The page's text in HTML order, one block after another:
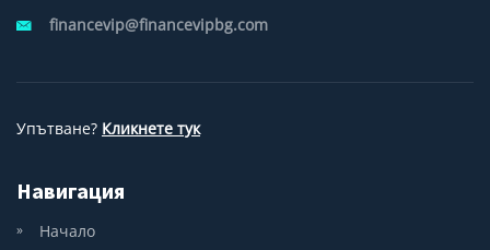
financevip@financevipbg.com
Упътване? Кликнете тук
Навигация
Начало